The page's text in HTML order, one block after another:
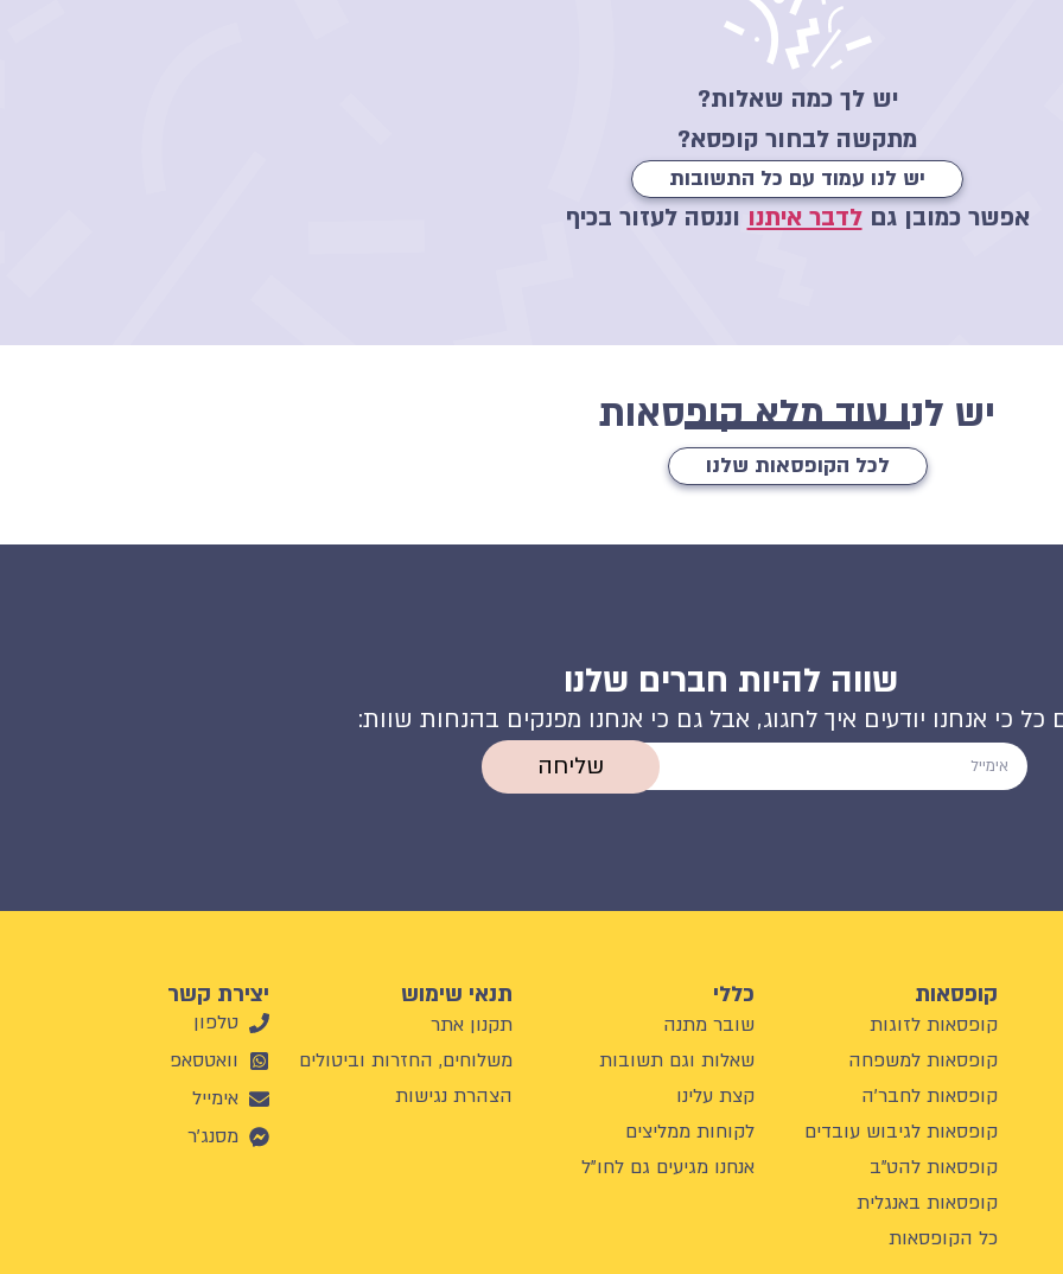
יש לך כמה שאלות?
מתקשה לבחור קופסא?
יש לנו עמוד עם כל התשובות
אפשר כמובן גםלדבר איתנו וננסה לעזור בכיף
יש לנו עוד מלא קופסאות
לכל הקופסאות שלנו
שווה להיות חברים שלנו
כל כי אנחנו יודעים איך לחגוג, אבל גם כי אנחנו מפנקים בהנחות שוות:
שליחה
קופסאות
קופסאות לזוגות
קופסאות למשפחה
קופסאות לחבר'ה
קופסאות לגיבוש עובדים
קופסאות להט"ב
קופסאות באנגלית
כל הקופסאות
כללי
שובר מתנה
שאלות וגם תשובות
קצת עלינו
לקוחות ממליצים
אנחנו מגיעים גם לחו"ל
תנאי שימוש
תקנון אתר
משלוחים, החזרות וביטולים
הצהרת נגישות
יצירת קשר
טלפון
וואטסאפ
אימייל
מסנג'ר